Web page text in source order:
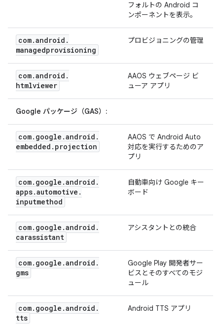
フォルトの Android コ
ンポーネントを表示。
com.android .
managedprovisioning
プロビジョニングの管理
com.android .
htmlviewer
AAOS ウェブページ ビ
ューア アプリ
Google パッケージ（GAS）:
com. google .android .
embedded . projection
AAOS で Android Auto
対応を実行するためのア
プリ
com. google .android .
apps.automotive .
inputmethod
自動車向け Google キー
ボード
com. google .android .
carassistant
アシスタントとの統合
com. google .android .
gms
Google Play 開発者サー
ビスとそのすべてのモジ
ュール
com. google .android .
tts
Android TTS アプリ